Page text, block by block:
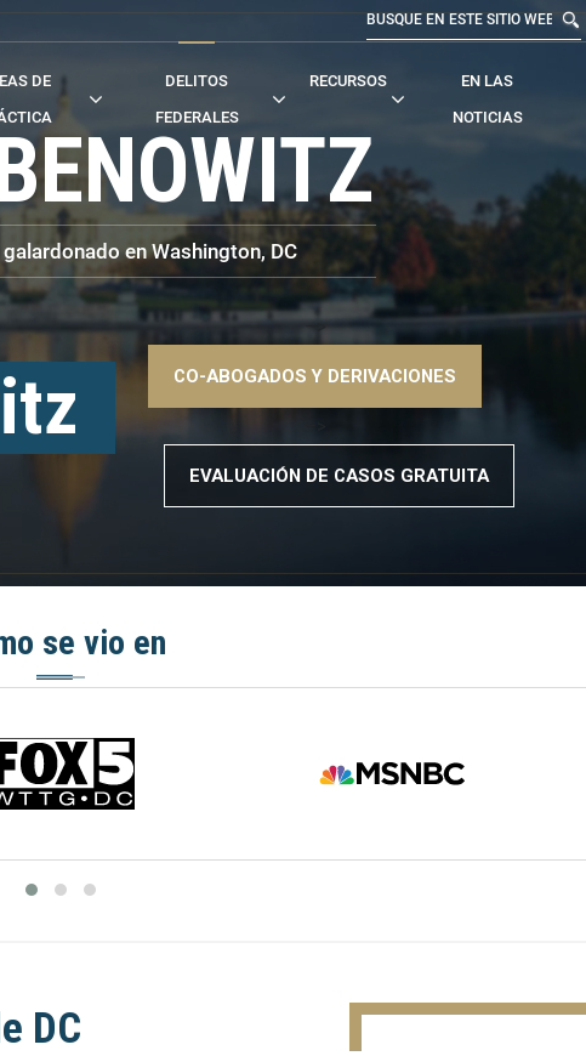
DE
DELITOS
FEDERALES
RECURSOS
EN LAS
NOTICIAS
en Washington, DC
–>
CO-ABOGADOS Y DERIVACIONES
EVALUACIÓN DE CASOS GRATUITA
se vio en
DC